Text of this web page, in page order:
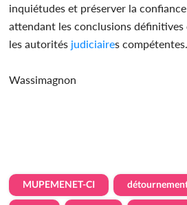
inquiétudes et préserver la
attendant les conclusions définitives
les autorités judiciaires compétentes.
Wassimagnon
MUPEMENET-CI